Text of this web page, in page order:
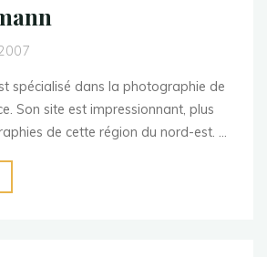
spécialisé dans la photographie de
Son site est impressionnant, plus
de cette région du nord-est. …